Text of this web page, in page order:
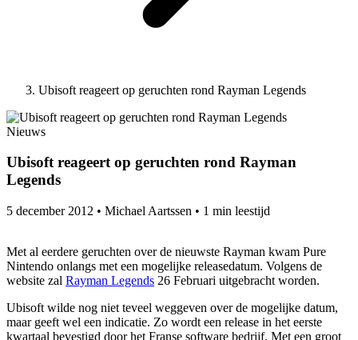
Ubisoft reageert op geruchten rond Rayman Legends
Nieuws
Ubisoft reageert op geruchten rond Rayman
Legends
5 december 2012 • Michael Aartssen • 1 min leestijd
Met al eerdere geruchten over de nieuwste Rayman kwam Pure
Nintendo onlangs met een mogelijke releasedatum. Volgens de
website zal Rayman Legends 26 Februari uitgebracht worden.
Ubisoft wilde nog niet teveel weggeven over de mogelijke datum,
maar geeft wel een indicatie. Zo wordt een release in het eerste
kwartaal bevestigd door het Franse software bedrijf. Met een groot